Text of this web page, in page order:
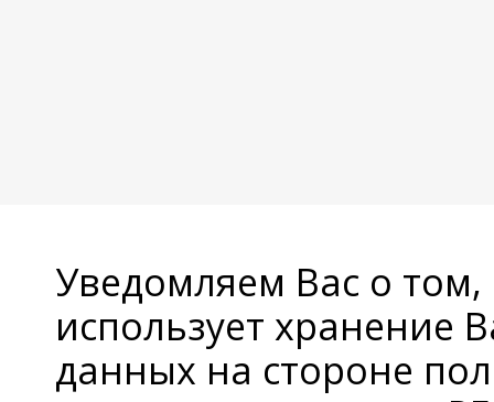
Уведомляем Вас о
использует хранение
данных на стороне